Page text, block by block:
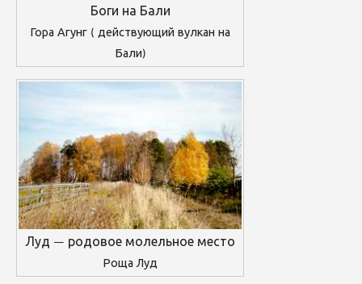
Боги на Бали
Гора Агунг ( действующий вулкан на
Бали)
Луд — родовое молельное место
Роща Луд